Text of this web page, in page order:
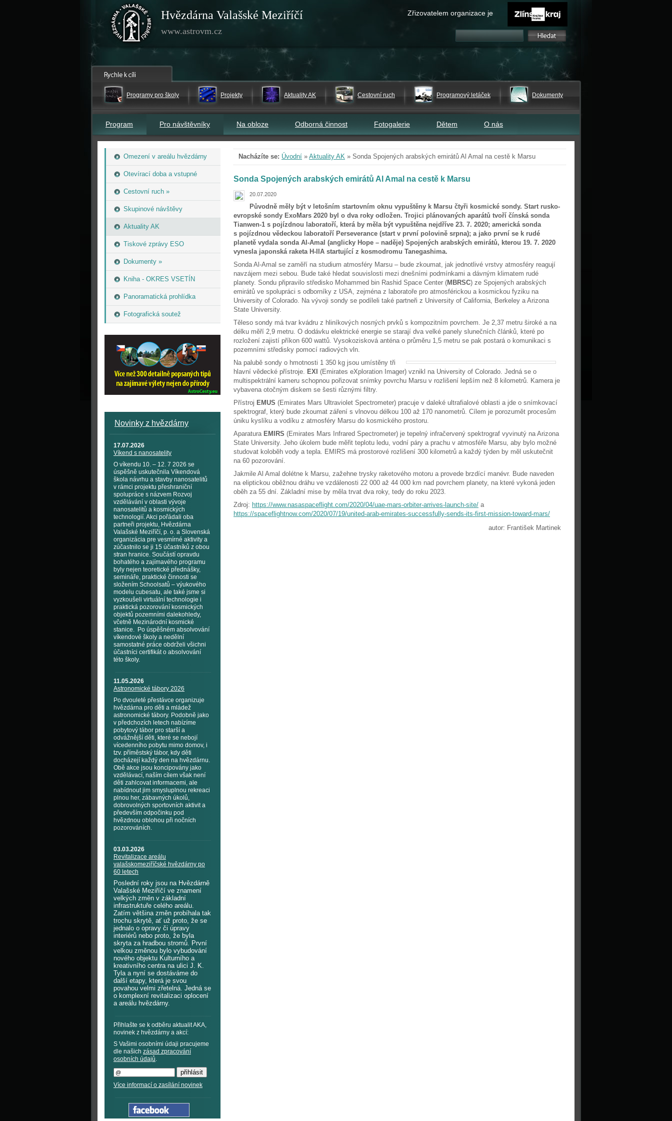
Hvězdárna Valašské Meziříčí
www.astrovm.cz
Zřizovatelem organizace je
Programy pro školy Projekty Aktuality AK Cestovní ruch Programový letáček Dokumenty
Program Pro návštěvníky Na obloze Odborná činnost Fotogalerie Dětem O nás
Omezení v areálu hvězdárny
Otevírací doba a vstupné
Cestovní ruch »
Skupinové návštěvy
Aktuality AK
Tiskové zprávy ESO
Dokumenty »
Kniha - OKRES VSETÍN
Panoramatická prohlídka
Fotografická soutež
Novinky z hvězdárny
17.07.2026
Víkend s nanosatelity
O víkendu 10. – 12. 7 2026 se
úspěšně uskutečnila Víkendová
škola návrhu a stavby nanosatelitů
v rámci projektu přeshraniční
spolupráce s názvem Rozvoj
vzdělávání v oblasti vývoje
nanosatelitů a kosmických
technologií. Akci pořádali oba
partneři projektu, Hvězdárna
Valašské Meziříčí, p. o. a Slovenská
organizácia pre vesmírné aktivity a
zúčastnilo se ji 15 účastníků z obou
stran hranice. Součástí opravdu
bohatého a zajímavého programu
byly nejen teoretické přednášky,
semináře, praktické činnosti se
složením Schoolsatů – výukového
modelu cubesatu, ale také jsme si
vyzkoušeli virtuální technologie i
praktická pozorování kosmických
objektů pozemními dalekohledy,
včetně Mezinárodní kosmické
stanice. Po úspěšném absolvování
víkendové školy a nedělní
samostatné práce obdrželi všichni
účastníci certifikát o absolvování
této školy.
11.05.2026
Astronomické tábory 2026
Po dvouleté přestávce organizuje
hvězdárna pro děti a mládež
astronomické tábory. Podobně jako
v předchozích letech nabízíme
pobytový tábor pro starší a
odvážnější děti, které se nebojí
vícedenního pobytu mimo domov, i
tzv. příměstský tábor, kdy děti
docházejí každý den na hvězdárnu.
Obě akce jsou koncipovány jako
vzdělávací, naším cílem však není
děti zahlcovat informacemi, ale
nabídnout jim smysluplnou rekreaci
plnou her, zábavných úkolů,
dobrovolných sportovních aktivit a
především odpočinku pod
hvězdnou oblohou při nočních
pozorováních.
03.03.2026
Revitalizace areálu
valašskomeziříčské hvězdárny po
60 letech
Poslední roky jsou na Hvězdárně
Valašské Meziříčí ve znamení
velkých změn v základní
infrastruktuře celého areálu.
Zatím většina změn probíhala tak
trochu skrytě, ať už proto, že se
jednalo o opravy či úpravy
interiérů nebo proto, že byla
skryta za hradbou stromů. První
velkou změnou bylo vybudování
nového objektu Kulturního a
kreativního centra na ulici J. K.
Tyla a nyní se dostáváme do
další etapy, která je svou
povahou velmi zřetelná. Jedná se
o komplexní revitalizaci oplocení
a areálu hvězdárny.
Přihlašte se k odběru aktualit AKA,
novinek z hvězdárny a akcí:
S Vašimi osobními údaji pracujeme
dle našich zásad zpracování
osobních údajů.
Více informací o zasílání novinek
Nacházíte se: Úvodní » Aktuality AK » Sonda Spojených arabských emirátů Al Amal na cestě k Marsu
Sonda Spojených arabských emirátů Al Amal na cestě k Marsu
20.07.2020
Původně měly být v letošním startovním oknu vypuštěny k Marsu čtyři kosmické sondy. Start rusko-
evropské sondy ExoMars 2020 byl o dva roky odložen. Trojici plánovaných aparátů tvoří čínská sonda
Tianwen-1 s pojízdnou laboratoří, která by měla být vypuštěna nejdříve 23. 7. 2020; americká sonda
s pojízdnou vědeckou laboratoří Perseverance (start v první polovině srpna); a jako první se k rudé
planetě vydala sonda Al-Amal (anglicky Hope – naděje) Spojených arabských emirátů, kterou 19. 7. 2020
vynesla japonská raketa H-IIA startující z kosmodromu Tanegashima.
Sonda Al-Amal se zaměří na studium atmosféry Marsu – bude zkoumat, jak jednotlivé vrstvy atmosféry reagují
navzájem mezi sebou. Bude také hledat souvislosti mezi dnešními podmínkami a dávným klimatem rudé
planety. Sondu připravilo středisko Mohammed bin Rashid Space Center (MBRSC) ze Spojených arabských
emirátů ve spolupráci s odborníky z USA, zejména z laboratoře pro atmosférickou a kosmickou fyziku na
University of Colorado. Na vývoji sondy se podíleli také partneři z University of California, Berkeley a Arizona
State University.
Těleso sondy má tvar kvádru z hliníkových nosných prvků s kompozitním povrchem. Je 2,37 metru široké a na
délku měří 2,9 metru. O dodávku elektrické energie se starají dva velké panely slunečních článků, které po
rozložení zajistí příkon 600 wattů. Vysokozisková anténa o průměru 1,5 metru se pak postará o komunikaci s
pozemními středisky pomocí radiových vln.
Na palubě sondy o hmotnosti 1 350 kg jsou umístěny tři
hlavní vědecké přístroje. EXI (Emirates eXploration Imager) vznikl na University of Colorado. Jedná se o
multispektrální kameru schopnou pořizovat snímky povrchu Marsu v rozlišení lepším než 8 kilometrů. Kamera je
vybavena otočným diskem se šesti různými filtry.
Přístroj EMUS (Emirates Mars Ultraviolet Spectrometer) pracuje v daleké ultrafialové oblasti a jde o snímkovací
spektrograf, který bude zkoumat záření s vlnovou délkou 100 až 170 nanometrů. Cílem je porozumět procesům
úniku kyslíku a vodíku z atmosféry Marsu do kosmického prostoru.
Aparatura EMIRS (Emirates Mars Infrared Spectrometer) je tepelný infračervený spektrograf vyvinutý na Arizona
State University. Jeho úkolem bude měřit teplotu ledu, vodní páry a prachu v atmosféře Marsu, aby bylo možné
studovat koloběh vody a tepla. EMIRS má prostorové rozlišení 300 kilometrů a každý týden by měl uskutečnit
na 60 pozorování.
Jakmile Al Amal dolétne k Marsu, zažehne trysky raketového motoru a provede brzdící manévr. Bude naveden
na eliptickou oběžnou dráhu ve vzdálenosti 22 000 až 44 000 km nad povrchem planety, na které vykoná jeden
oběh za 55 dní. Základní mise by měla trvat dva roky, tedy do roku 2023.
Zdroj: https://www.nasaspaceflight.com/2020/04/uae-mars-orbiter-arrives-launch-site/ a
https://spaceflightnow.com/2020/07/19/united-arab-emirates-successfully-sends-its-first-mission-toward-mars/
autor: František Martinek